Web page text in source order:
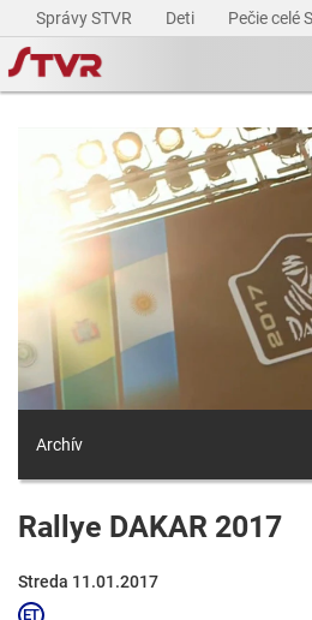
Správy STVR Deti Pečie celé
Archív
Rallye DAKAR 2017
Streda 11.01.2017